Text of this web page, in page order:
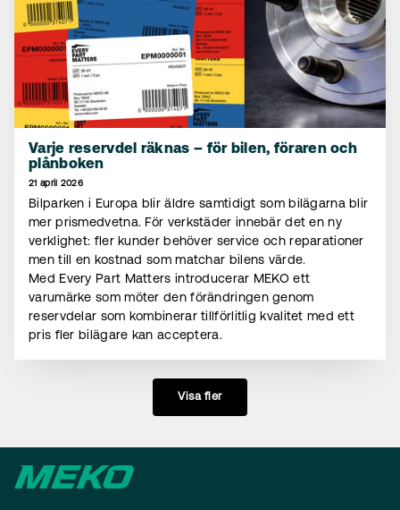
Varje reservdel räknas – för bilen, föraren och
plånboken
21 april 2026
Bilparken i Europa blir äldre samtidigt som bilägarna blir
mer prismedvetna. För verkstäder innebär det en ny
verklighet: fler kunder behöver service och reparationer
men till en kostnad som matchar bilens värde.
Med Every Part Matters introducerar MEKO ett
varumärke som möter den förändringen genom
reservdelar som kombinerar tillförlitlig kvalitet med ett
pris fler bilägare kan acceptera.
Visa fler